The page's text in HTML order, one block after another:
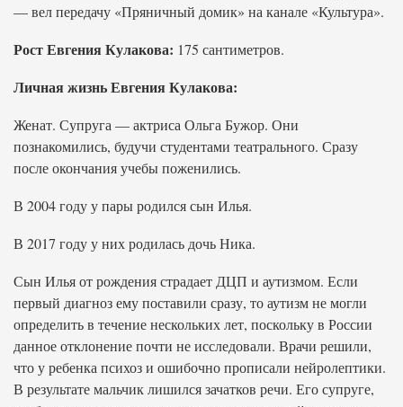
— вел передачу «Пряничный домик» на канале «Культура».
Рост Евгения Кулакова: 175 сантиметров.
Личная жизнь Евгения Кулакова:
Женат. Супруга — актриса Ольга Бужор. Они
познакомились, будучи студентами театрального. Сразу
после окончания учебы поженились.
В 2004 году у пары родился сын Илья.
В 2017 году у них родилась дочь Ника.
Сын Илья от рождения страдает ДЦП и аутизмом. Если
первый диагноз ему поставили сразу, то аутизм не могли
определить в течение нескольких лет, поскольку в России
данное отклонение почти не исследовали. Врачи решили,
что у ребенка психоз и ошибочно прописали нейролептики.
В результате мальчик лишился зачатков речи. Его супруге,